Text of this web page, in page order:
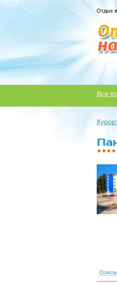
Отдых
Все